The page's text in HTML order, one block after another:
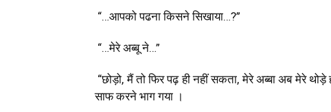
“…आपको पढना किसने सिखाया…?”
“…मेरे अब्बू ने…”
“छोड़ो, मैं तो फिर पढ़ ही नहीं सकता, मेरे अब्बा अब मेरे
साफ करने भाग गया ।